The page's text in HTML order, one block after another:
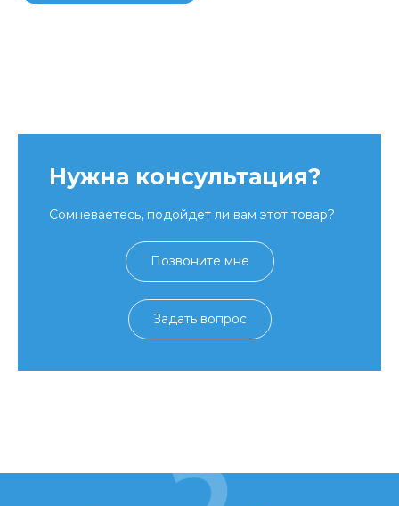
Нужна консультация?
Сомневаетесь, подойдет ли вам этот товар?
Позвоните мне
Задать вопрос